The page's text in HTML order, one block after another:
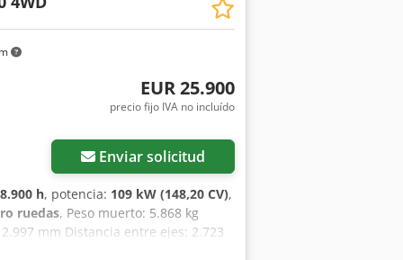
permite utilizar fácilmente una
panorámica y un ambiente
XT • Año de fabricación: 2016 •
43 kW • Acoplamiento rápido
cabina cerrada Dimensiones: •
ejes: 2,08 m Una pala cargadora bien
Para obtener más
en ponerse en contacto con
de nuestro número de WhatsApp.
Peso bruto vehicular (PBV): 5.500
sí Estado técnico: muy bueno
en contacto con Gerrit Haverhoek
EUR 25.900
precio fijo IVA no incluído
Enviar solicitud
8.900 h, potencia: 109 kW (148,20 CV),
ruedas, Peso muerto: 5.868 kg
mm Distancia entre ejes: 2.723
Número de cilindros: 6 Cilindrada: